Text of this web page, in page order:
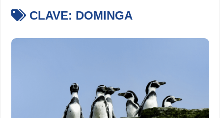
CLAVE: DOMINGA